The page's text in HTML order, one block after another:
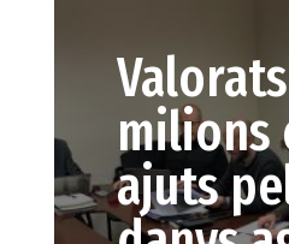
milions
ajuts